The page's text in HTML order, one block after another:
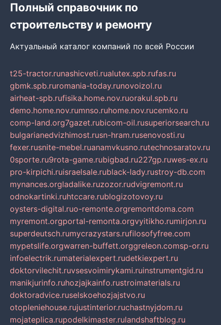
Полный справочник по
строительству и ремонту
Актуальный каталог компаний по всей России
t25-tractor.runashicveti.rualutex.spb.rufas.ru
gbmk.spb.ruromania-today.runovoizol.ru
airheat-spb.rufisika.home.nov.ruorakul.spb.ru
demo.home.nov.rumnso.ruhome.nov.rucemko.ru
comp-land.org7gazet.rubicom-oil.rusuperiorsearch.ru
bulgarianedvizhimost.rusn-hram.rusenovosti.ru
fexer.rusnite-mebel.ruanamvkusno.rutechnosaratov.ru
0sporte.ru9rota-game.rubigbad.ru227gp.ruwes-ex.ru
pro-kirpichi.ruisraelsale.rublack-lady.rustroy-db.com
mynances.orgladalike.ruzozor.rudvigremont.ru
odnokartinki.ruhtccare.rublogizotovoy.ru
oysters-digital.ruo-remonte.orgremontdoma.com
myremont.orgportal-remonta.orgvyitikho.rumirjon.ru
superdeutsch.rumycrazystars.rufilosofyfree.com
mypetslife.orgwarren-buffett.orggreleon.comsp-or.ru
infoelectrik.rumaterialexpert.rudetkiexpert.ru
doktorvilechit.ruvsesvoimirykami.ruinstrumentgid.ru
manikjurinfo.ruhozjajkainfo.rustroimaterials.ru
doktoradvice.ruselskoehozjajstvo.ru
otopleniehouse.rujustinterior.ruchastnyjdom.ru
mojateplica.rupodelkimaster.rulandshaftblog.ru